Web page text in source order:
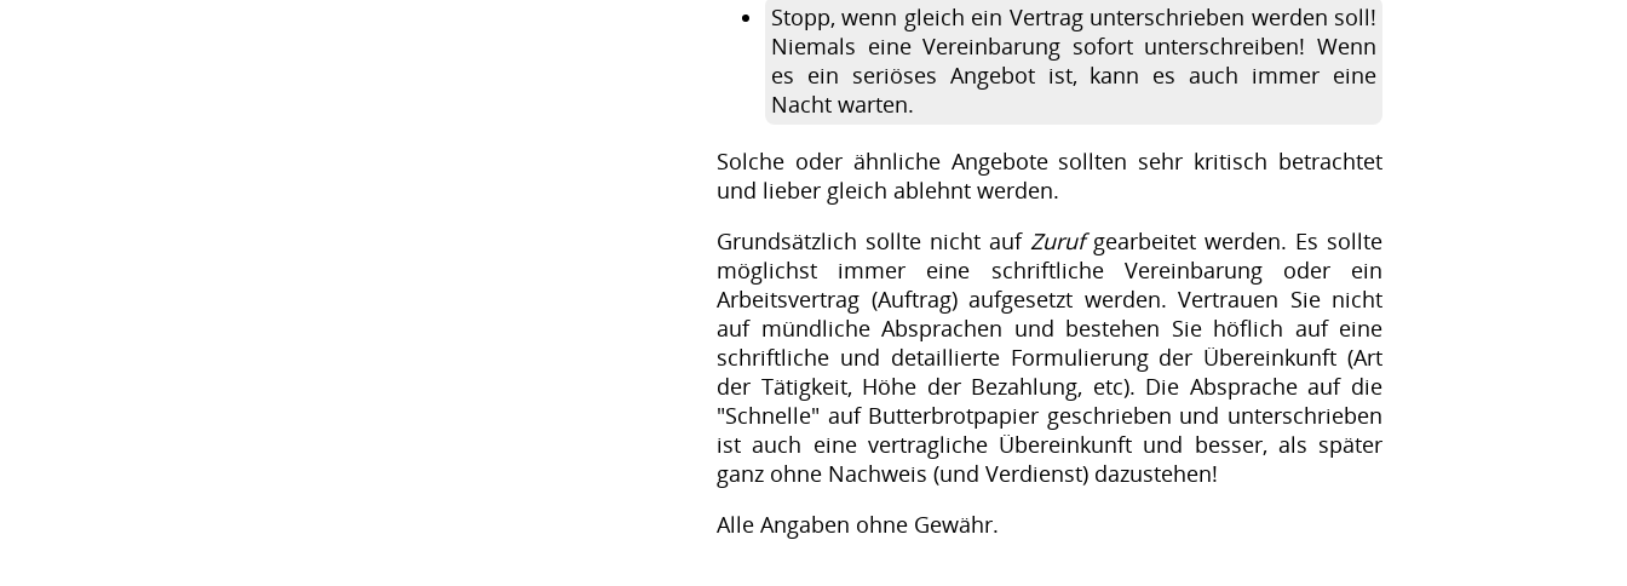
Stopp, wenn gleich ein Vertrag unterschrieben werden soll!
Niemals eine Vereinbarung sofort unterschreiben! Wenn
es ein seriöses Angebot ist, kann es auch immer eine
Nacht warten.
Solche oder ähnliche Angebote sollten sehr kritisch betrachtet
und lieber gleich ablehnt werden.
Grundsätzlich sollte nicht auf Zurufgearbeitet werden. Es sollte
möglichst immer eine schriftliche Vereinbarung oder ein
Arbeitsvertrag (Auftrag) aufgesetzt werden. Vertrauen Sie nicht
auf mündliche Absprachen und bestehen Sie höflich auf eine
schriftliche und detaillierte Formulierung der Übereinkunft (Art
der Tätigkeit, Höhe der Bezahlung, etc). Die Absprache auf die
"Schnelle" auf Butterbrotpapier geschrieben und unterschrieben
ist auch eine vertragliche Übereinkunft und besser, als später
ganz ohne Nachweis (und Verdienst) dazustehen!
Alle Angaben ohne Gewähr.